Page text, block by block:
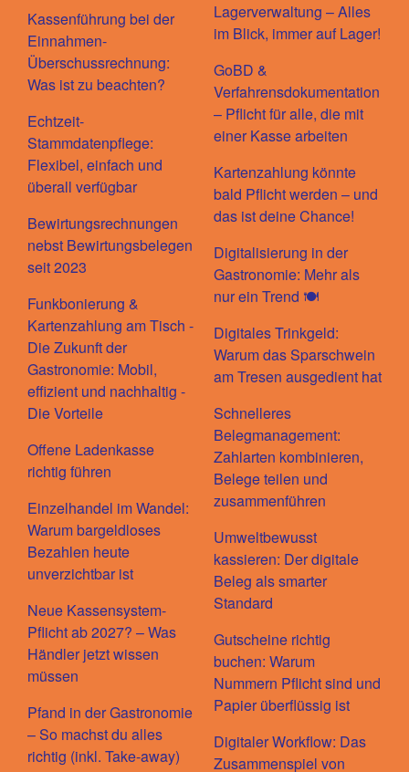
Kassenführung bei der
Einnahmen-
Überschussrechnung:
Was ist zu beachten?
Echtzeit-
Stammdatenpflege:
Flexibel, einfach und
überall verfügbar
Bewirtungsrechnungen
nebst Bewirtungsbelegen
seit 2023
Funkbonierung &
Kartenzahlung am Tisch -
Die Zukunft der
Gastronomie: Mobil,
effizient und nachhaltig -
Die Vorteile
Offene Ladenkasse
richtig führen
Einzelhandel im Wandel:
Warum bargeldloses
Bezahlen heute
unverzichtbar ist
Neue Kassensystem-
Pflicht ab 2027? – Was
Händler jetzt wissen
müssen
Pfand in der Gastronomie
– So machst du alles
richtig (inkl. Take-away)
Lagerverwaltung – Alles
im Blick, immer auf Lager!
GoBD &
Verfahrensdokumentation
– Pflicht für alle, die mit
einer Kasse arbeiten
Kartenzahlung könnte
bald Pflicht werden – und
das ist deine Chance!
Digitalisierung in der
Gastronomie: Mehr als
nur ein Trend 🍽️
Digitales Trinkgeld:
Warum das Sparschwein
am Tresen ausgedient hat
Schnelleres
Belegmanagement:
Zahlarten kombinieren,
Belege teilen und
zusammenführen
Umweltbewusst
kassieren: Der digitale
Beleg als smarter
Standard
Gutscheine richtig
buchen: Warum
Nummern Pflicht sind und
Papier überflüssig ist
Digitaler Workflow: Das
Zusammenspiel von